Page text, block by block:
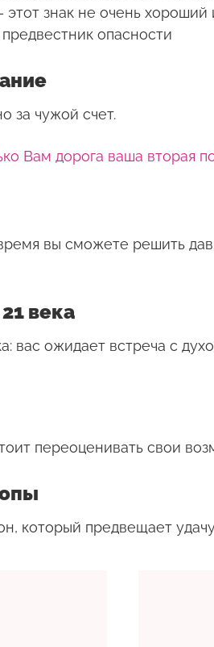
этот знак не очень
опасности
за чужой счет.
Вам дорога ваша вторая
вы сможете решить
века
вас ожидает встреча с
переоценивать свои
который предвещает